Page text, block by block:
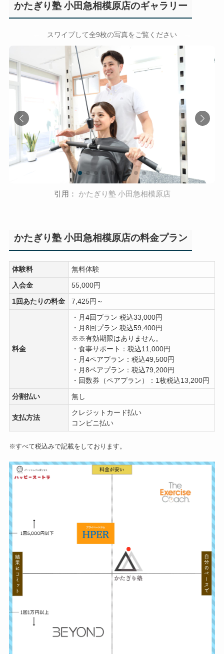
かたぎり塾 小田急相模原店のギャラリー
スワイプして全9枚の写真をご覧ください
引用： かたぎり塾 小田急相模原店
かたぎり塾 小田急相模原店の料金プラン
体験料 無料体験
入会金 55,000円
1回あたりの料金 7,425円～
料金
・月4回プラン 税込33,000円
・月8回プラン 税込59,400円
※※有効期限はありません。
・食事サポート：税込11,000円
・月4ペアプラン：税込49,500円
・月8ペアプラン：税込79,200円
・回数券（ペアプラン）：1枚税込13,200円
分割払い 無し
支払方法
クレジットカード払い
コンビニ払い
※すべて税込みで記載をしております。